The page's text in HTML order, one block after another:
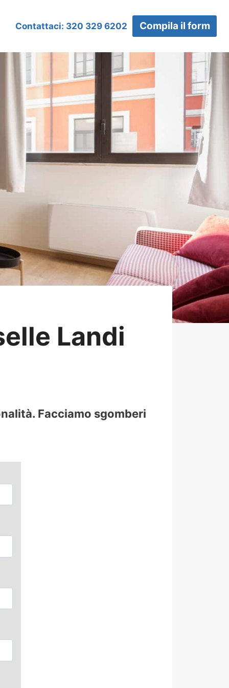
Contattaci: 320 329 6202 Compila il form
Landi
Facciamo sgomberi